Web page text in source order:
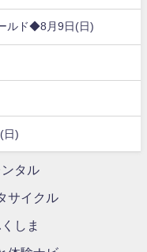
ルド◆8月9日(日)
日)